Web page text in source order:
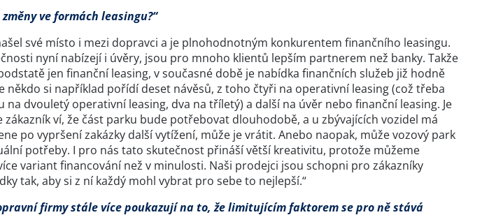
ve formách leasingu?“
své místo i mezi dopravci a je plnohodnotným konkurentem finančního leasingu.
nyní nabízejí i úvěry, jsou pro mnoho klientů lepším partnerem než banky. Takže
jen finanční leasing, v současné době je nabídka finančních služeb již hodně
někdo si například pořídí deset návěsů, z toho čtyři na operativní leasing (což třeba
na dvouletý operativní leasing, dva na tříletý) a další na úvěr nebo finanční leasing. Je
ví, že část parku bude potřebovat dlouhodobě, a u zbývajících vozidel má
po vypršení zakázky další vytížení, může je vrátit. Anebo naopak, může vozový park
potřeby. I pro nás tato skutečnost přináší větší kreativitu, protože můžeme
variant financování než v minulosti. Naši prodejci jsou schopni pro zákazníky
tak, aby si z ní každý mohl vybrat pro sebe to nejlepší.“
firmy stále více poukazují na to, že limitujícím faktorem se pro ně stává